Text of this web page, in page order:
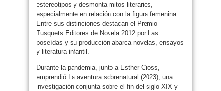
estereotipos y desmonta mitos literarios,
especialmente en relación con la figura femenina.
Entre sus distinciones destacan el Premio
Tusquets Editores de Novela 2012 por Las
poseídas y su producción abarca novelas, ensayos
y literatura infantil.
Durante la pandemia, junto a Esther Cross,
emprendió La aventura sobrenatural (2023), una
investigación conjunta sobre el fin del siglo XIX y